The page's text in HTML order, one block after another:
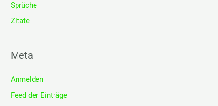
Sprüche
Zitate
Meta
Anmelden
Feed der Einträge